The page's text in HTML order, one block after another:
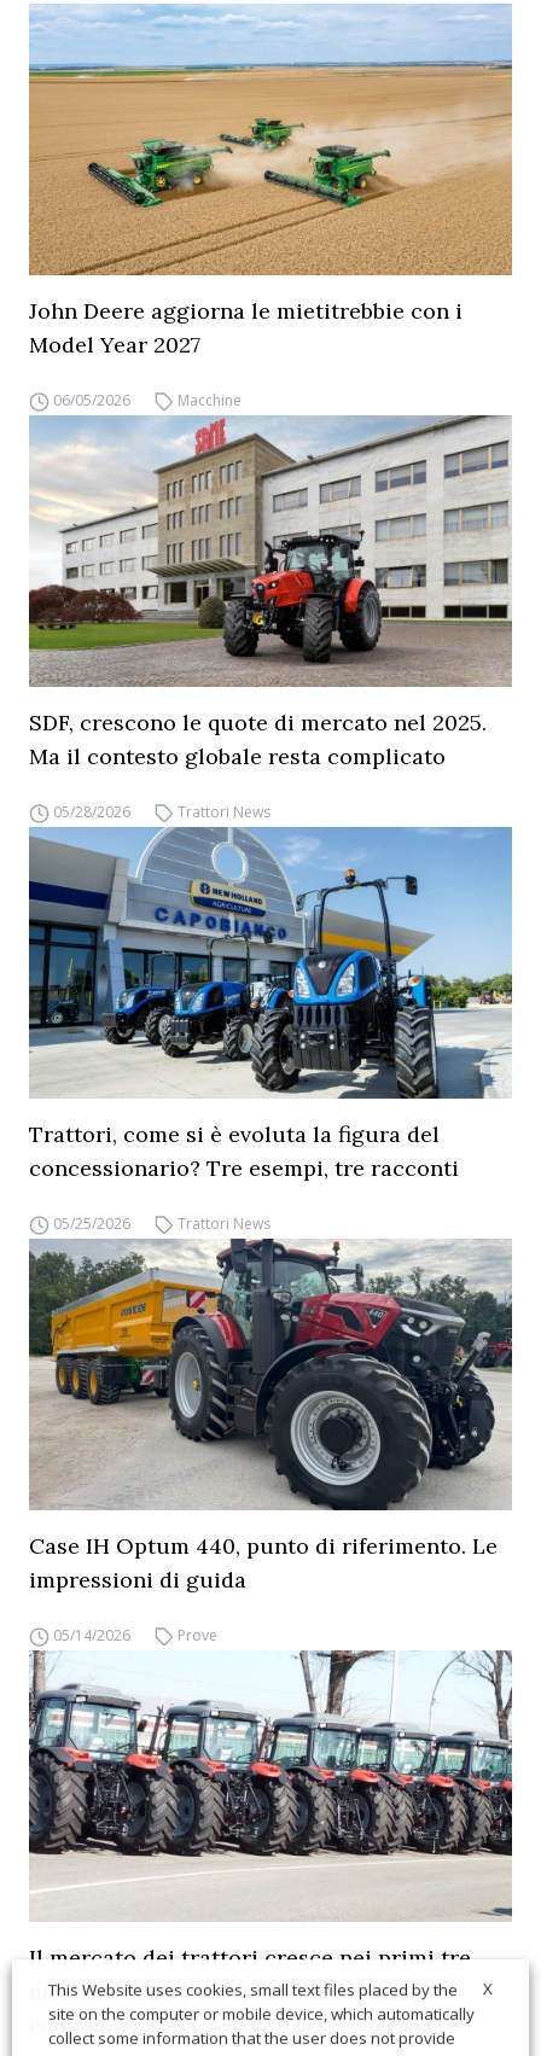
John Deere aggiorna le mietitrebbie con i
Model Year 2027
06/05/2026 Macchine
SDF, crescono le quote di mercato nel 2025.
Ma il contesto globale resta complicato
05/28/2026 Trattori News
Trattori, come si è evoluta la figura del
concessionario? Tre esempi, tre racconti
05/25/2026 Trattori News
Case IH Optum 440, punto di riferimento. Le
impressioni di guida
05/14/2026 Prove
Il mercato dei trattori cresce nei primi tre
mesi del 2026 (+2,7%). Ma l’incertezza
economica pesa
X
This Website uses cookies, small text files placed by the
site on the computer or mobile device, which automatically
collect some information that the user does not provide